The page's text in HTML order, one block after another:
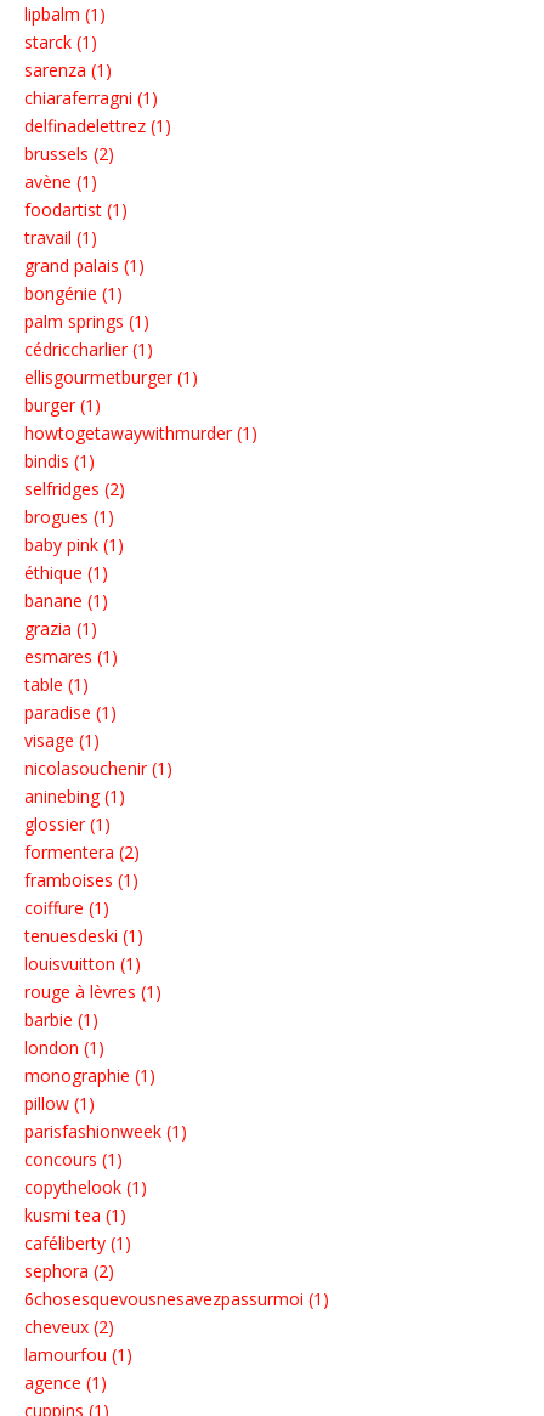
lipbalm (1)
starck (1)
sarenza (1)
chiaraferragni (1)
delfinadelettrez (1)
brussels (2)
avène (1)
foodartist (1)
travail (1)
grand palais (1)
bongénie (1)
palm springs (1)
cédriccharlier (1)
ellisgourmetburger (1)
burger (1)
howtogetawaywithmurder (1)
bindis (1)
selfridges (2)
brogues (1)
baby pink (1)
éthique (1)
banane (1)
grazia (1)
esmares (1)
table (1)
paradise (1)
visage (1)
nicolasouchenir (1)
aninebing (1)
glossier (1)
formentera (2)
framboises (1)
coiffure (1)
tenuesdeski (1)
louisvuitton (1)
rouge à lèvres (1)
barbie (1)
london (1)
monographie (1)
pillow (1)
parisfashionweek (1)
concours (1)
copythelook (1)
kusmi tea (1)
caféliberty (1)
sephora (2)
6chosesquevousnesavezpassurmoi (1)
cheveux (2)
lamourfou (1)
agence (1)
cuppins (1)